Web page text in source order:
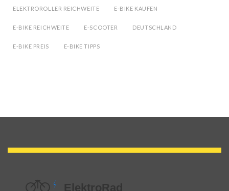
ELEKTROROLLER REICHWEITE E-BIKE KAUFEN
E-BIKE REICHWEITE E-SCOOTER DEUTSCHLAND
E-BIKE PREIS E-BIKE TIPPS